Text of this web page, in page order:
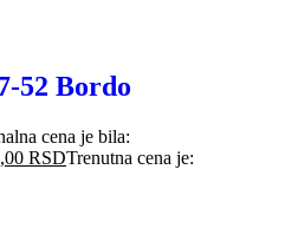
52 Bordo
cena je bila:
RSDTrenutna cena je: